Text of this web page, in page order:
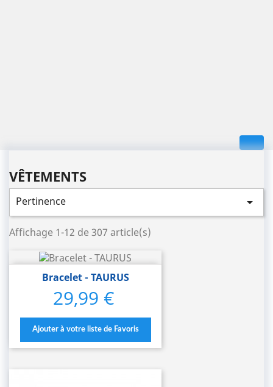
VÊTEMENTS
Pertinence 
Affichage 1-12 de 307 article(s)
Bracelet - TAURUS
Prix
29,99 €
Ajouter à votre liste de Favoris